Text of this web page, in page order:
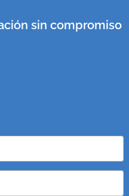
sin compromiso